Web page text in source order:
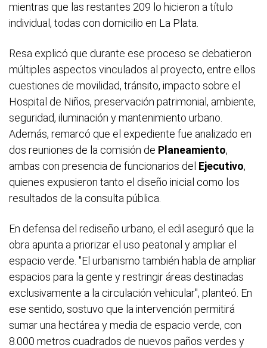
mientras que las restantes 209 lo hicieron a título
individual, todas con domicilio en La Plata.
Resa explicó que durante ese proceso se debatieron
múltiples aspectos vinculados al proyecto, entre ellos
cuestiones de movilidad, tránsito, impacto sobre el
Hospital de Niños, preservación patrimonial, ambiente,
seguridad, iluminación y mantenimiento urbano.
Además, remarcó que el expediente fue analizado en
dos reuniones de la comisión de Planeamiento,
ambas con presencia de funcionarios del Ejecutivo,
quienes expusieron tanto el diseño inicial como los
resultados de la consulta pública.
En defensa del rediseño urbano, el edil aseguró que la
obra apunta a priorizar el uso peatonal y ampliar el
espacio verde. "El urbanismo también habla de ampliar
espacios para la gente y restringir áreas destinadas
exclusivamente a la circulación vehicular", planteó. En
ese sentido, sostuvo que la intervención permitirá
sumar una hectárea y media de espacio verde, con
8.000 metros cuadrados de nuevos paños verdes y